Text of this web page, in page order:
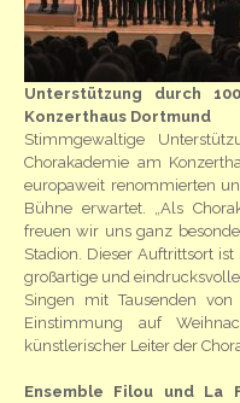
Unterstützung durch
Konzerthaus Dortmund
Stimmgewaltige
Chorakademie am
europaweit renommierten
Bühne erwartet. „Als
freuen wir uns ganz
Stadion. Dieser Auftrittsort
großartige und
Singen mit Tausenden
Einstimmung auf
künstlerischer Leiter der
Ensemble Filou und La